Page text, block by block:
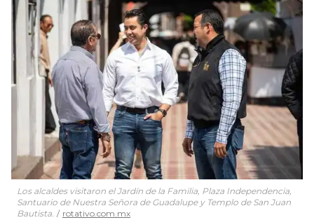
Los alcaldes visitaron el Jardín de la Familia, Plaza Independencia,
Santuario de Nuestra Señora de Guadalupe y Templo de San Juan
Bautista.
rotativo.com.mx